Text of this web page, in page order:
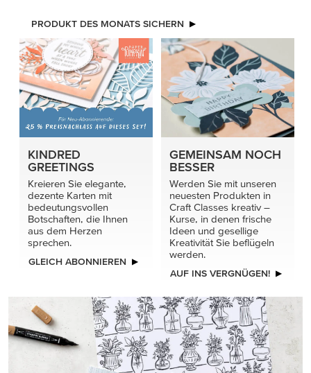
PRODUKT DES MONATS SICHERN
KINDRED
GREETINGS
Kreieren Sie elegante,
dezente Karten mit
bedeutungsvollen
Botschaften, die Ihnen
aus dem Herzen
sprechen.
GLEICH ABONNIEREN
GEMEINSAM NOCH
BESSER
Werden Sie mit unseren
neuesten Produkten in
Craft Classes kreativ –
Kurse, in denen frische
Ideen und gesellige
Kreativität Sie beflügeln
werden.
AUF INS VERGNÜGEN!